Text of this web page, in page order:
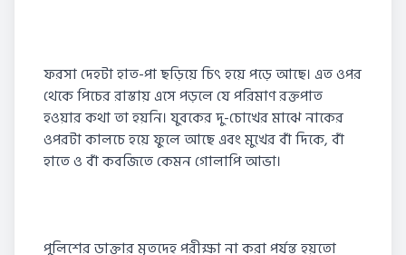
ফরসা দেহটা হাত-পা ছড়িয়ে চিৎ হয়ে পড়ে আছে। এত ওপর
থেকে পিচের রাস্তায় এসে পড়লে যে পরিমাণ রক্তপাত
হওয়ার কথা তা হয়নি। যুবকের দু-চোখের মাঝে নাকের
ওপরটা কালচে হয়ে ফুলে আছে এবং মুখের বাঁ দিকে, বাঁ
হাতে ও বাঁ কবজিতে কেমন গোলাপি আভা।
পুলিশের ডাক্তার মৃতদেহ পরীক্ষা না করা পর্যন্ত হয়তো